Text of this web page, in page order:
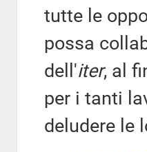
tutte le
possa
dell'iter, al
per i tanti
deludere le